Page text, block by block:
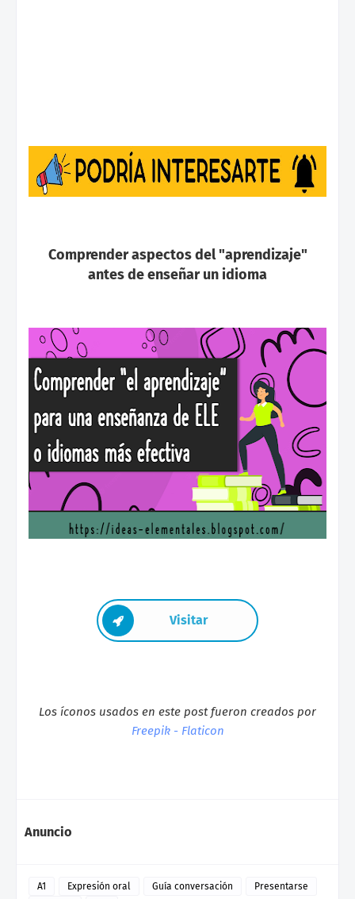
Comprender aspectos del "aprendizaje"
antes de enseñar un idioma
Visitar
Los íconos usados en este post fueron creados por
Freepik - Flaticon
Anuncio
A1 Expresión oral Guía conversación
Presentarse